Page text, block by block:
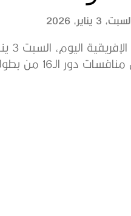
3 يناير، 2026
المغرب لمتابعة